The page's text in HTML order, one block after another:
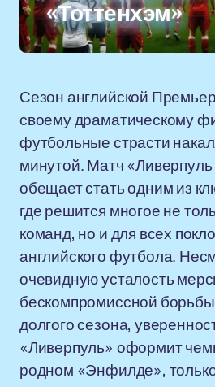
«Тоттенхэм»
Сезон английской
своему драматическому
футбольные страсти
минутой. Матч «Ливерпуль
обещает стать одним из
где решится многое не
команд, но и для всех
английского футбола.
очевидную усталость
бескомпромиссной
долгого сезона,
«Ливерпуль» оформит
родном «Энфилде»,